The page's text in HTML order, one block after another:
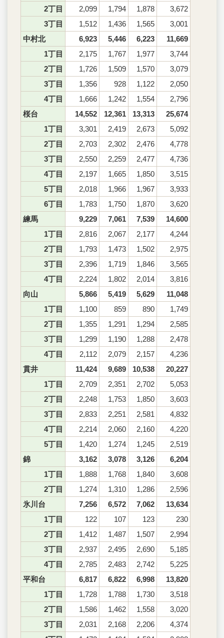
2丁目
2,099 1,794 1,878
3,672
3丁目
1,512 1,436 1,565
3,001
中村北
6,923 5,446 6,223
11,669
1丁目
2,175 1,767 1,977
3,744
2丁目
1,726 1,509 1,570
3,079
3丁目
1,356 928 1,122
2,050
4丁目
1,666 1,242 1,554
2,796
桜台
14,552 12,361 13,313
25,674
1丁目
3,301 2,419 2,673
5,092
2丁目
2,703 2,302 2,476
4,778
3丁目
2,550 2,259 2,477
4,736
4丁目
2,197 1,665 1,850
3,515
5丁目
2,018 1,966 1,967
3,933
6丁目
1,783 1,750 1,870
3,620
練馬
9,229 7,061 7,539
14,600
1丁目
2,816 2,067 2,177
4,244
2丁目
1,793 1,473 1,502
2,975
3丁目
2,396 1,719 1,846
3,565
4丁目
2,224 1,802 2,014
3,816
向山
5,866 5,419 5,629
11,048
1丁目
1,100 859 890
1,749
2丁目
1,355 1,291 1,294
2,585
3丁目
1,299 1,190 1,288
2,478
4丁目
2,112 2,079 2,157
4,236
貫井
11,424 9,689 10,538
20,227
1丁目
2,709 2,351 2,702
5,053
2丁目
2,248 1,753 1,850
3,603
3丁目
2,833 2,251 2,581
4,832
4丁目
2,214 2,060 2,160
4,220
5丁目
1,420 1,274 1,245
2,519
錦
3,162 3,078 3,126
6,204
1丁目
1,888 1,768 1,840
3,608
2丁目
1,274 1,310 1,286
2,596
氷川台
7,256 6,572 7,062
13,634
1丁目
122 107 123
230
2丁目
1,412 1,487 1,507
2,994
3丁目
2,937 2,495 2,690
5,185
4丁目
2,785 2,483 2,742
5,225
平和台
6,817 6,822 6,998
13,820
1丁目
1,728 1,788 1,730
3,518
2丁目
1,586 1,462 1,558
3,020
3丁目
2,031 2,168 2,206
4,374